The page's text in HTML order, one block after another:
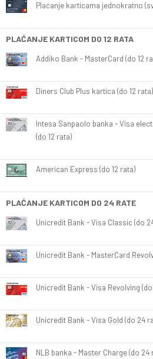
Plaćanje karticama jednokratno
PLAĆANJE KARTICOM DO 12 RATA
Addiko Bank - MasterCard (do 12
Diners Club Plus kartica (do 12 rata)
Intesa Sanpaolo banka - Visa
(do 12 rata)
American Express (do 12 rata)
PLAĆANJE KARTICOM DO 24 RATE
Unicredit Bank - Visa Classic (do
Unicredit Bank - MasterCard
Unicredit Bank - Visa Revolving
Unicredit Bank - Visa Gold (do 24
NLB banka - Master Charge (do 24